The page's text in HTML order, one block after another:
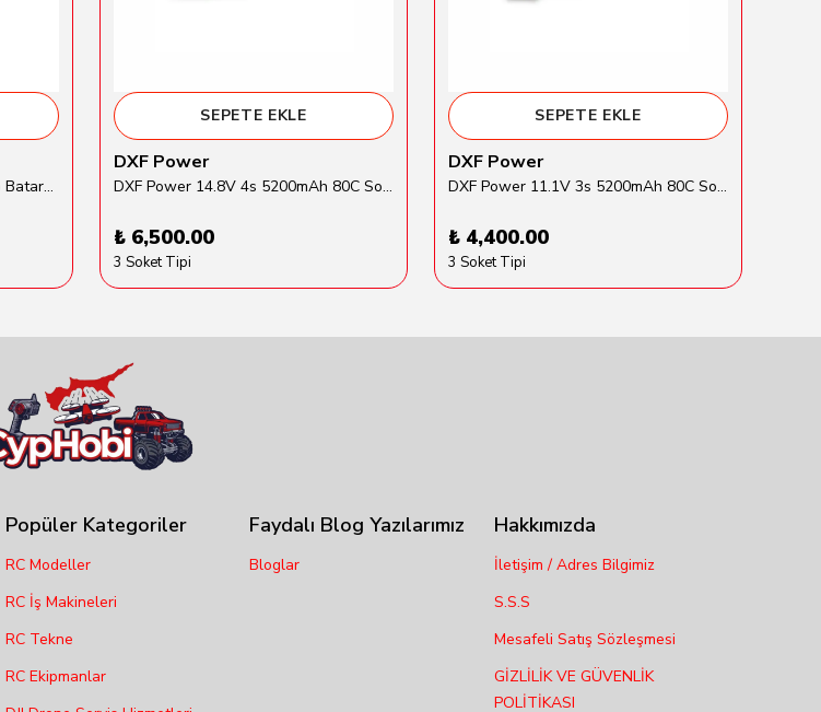
Traxxas 3s 11.1v 5000mAh Lipo Batarya (TRX 2872X)
SEPETE EKLE
DXF Power
DXF Power 14.8V 4s 5200mAh 80C Softcase Lipo Batarya
₺ 6,500.00
3 Soket Tipi
SEPETE EKLE
DXF Power
DXF Power 11.1V 3s 5200mAh 80C Softcase Lipo Batarya
₺ 4,400.00
3 Soket Tipi
Popüler Kategoriler
RC Modeller
RC İş Makineleri
RC Tekne
RC Ekipmanlar
Faydalı Blog Yazılarımız
Bloglar
Hakkımızda
İletişim / Adres Bilgimiz
S.S.S
Mesafeli Satış Sözleşmesi
GİZLİLİK VE GÜVENLİK
POLİTİKASI